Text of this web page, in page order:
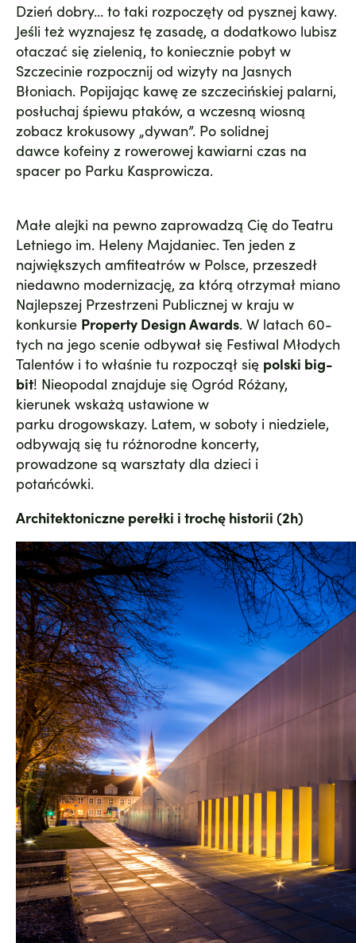
Dzień dobry… to taki rozpoczęty od pysznej kawy.
Jeśli też wyznajesz tę zasadę, a dodatkowo lubisz
otaczać się zielenią, to koniecznie pobyt w
Szczecinie rozpocznij od wizyty na Jasnych
Błoniach. Popijając kawę ze szczecińskiej palarni,
posłuchaj śpiewu ptaków, a wczesną wiosną
zobacz krokusowy „dywan”. Po solidnej
dawce kofeiny z rowerowej kawiarni czas na
spacer po Parku Kasprowicza.
Małe alejki na pewno zaprowadzą Cię doTeatru
Letniego im. Heleny Majdaniec. Ten jeden z
największych amfiteatrów w Polsce, przeszedł
niedawno modernizację, za którą otrzymał miano
Najlepszej Przestrzeni Publicznej w kraju w
konkursie Property Design Awards. W latach 60-
tych na jego scenie odbywał się Festiwal Młodych
Talentów i to właśnie tu rozpoczął się polski big-
bit! Nieopodal znajduje się Ogród Różany,
kierunek wskażą ustawione w
parku drogowskazy. Latem, w soboty i niedziele,
odbywają się tu różnorodne koncerty,
prowadzone są warsztaty dla dzieci i
potańcówki.
Architektoniczne perełki i trochę historii (2h)